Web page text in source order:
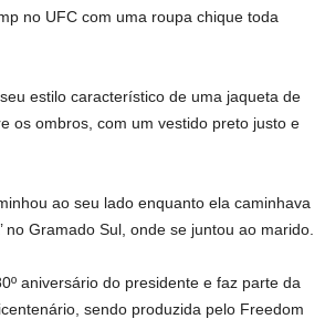
no UFC com uma roupa chique toda
estilo característico de uma jaqueta de
os ombros, com um vestido preto justo e
ao seu lado enquanto ela caminhava
no Gramado Sul, onde se juntou ao marido.
aniversário do presidente e faz parte da
sendo produzida pelo Freedom